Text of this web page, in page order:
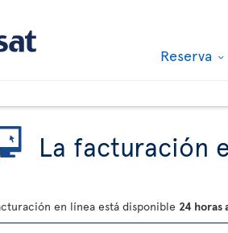
Reserva
La facturación
en línea está disponible 24 horas